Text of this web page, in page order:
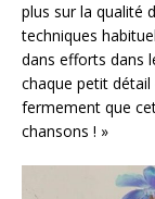
plus sur la qualité
techniques
dans efforts dans
chaque petit
fermement que
chansons ! »